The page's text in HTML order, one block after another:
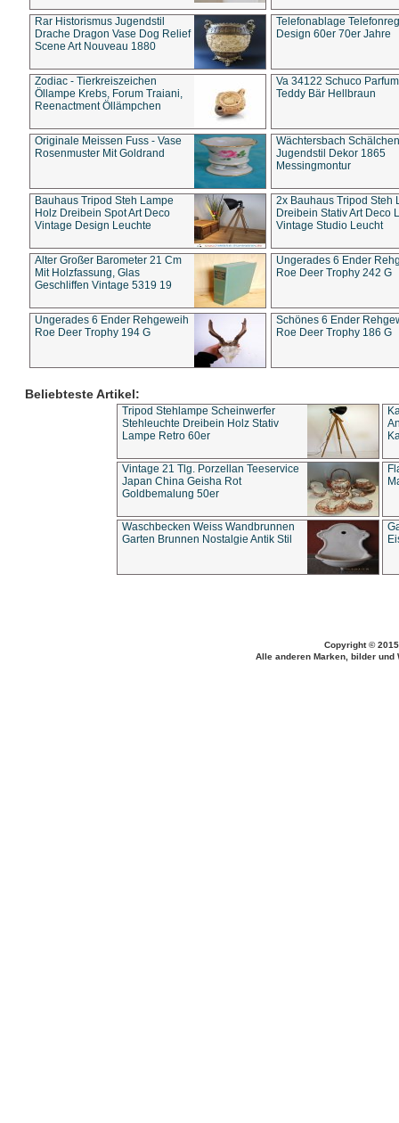
Rar Historismus Jugendstil
Drache Dragon Vase Dog Relief
Scene Art Nouveau 1880
Telefonablage
Design 60er 70er Jahre
Zodiac - Tierkreiszeichen
Öllampe Krebs, Forum Traiani,
Reenactment Öllämpchen
Va 34122 Schuco
Teddy Bär Hellbraun
Originale Meissen Fuss - Vase
Rosenmuster Mit Goldrand
Wächtersbach Schälchen
Jugendstil Dekor 1865
Messingmontur
Bauhaus Tripod Steh Lampe
Holz Dreibein Spot Art Deco
Vintage Design Leuchte
2x Bauhaus Tripod Steh
Dreibein Stativ Art Deco
Vintage Studio Leucht
Alter Großer Barometer 21 Cm
Mit Holzfassung, Glas
Geschliffen Vintage 5319 19
Ungerades 6 Ender
Roe Deer Trophy 242 G
Ungerades 6 Ender Rehgeweih
Roe Deer Trophy 194 G
Schönes 6 Ender
Roe Deer Trophy 186 G
Beliebteste Artikel:
Tripod Stehlampe Scheinwerfer
Stehleuchte Dreibein Holz Stativ
Lampe Retro 60er
Vintage 21 Tlg. Porzellan Teeservice
Japan China Geisha Rot
Goldbemalung 50er
Waschbecken Weiss Wandbrunnen
Garten Brunnen Nostalgie Antik Stil
Copyright ©
Alle anderen Marken, bilder und